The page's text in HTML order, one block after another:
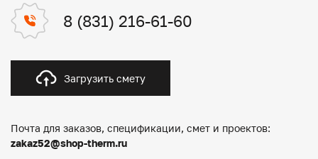
8 (831) 216-61-60
Загрузить смету
Почта для заказов, спецификации, смет и проектов:
zakaz52@shop-therm.ru